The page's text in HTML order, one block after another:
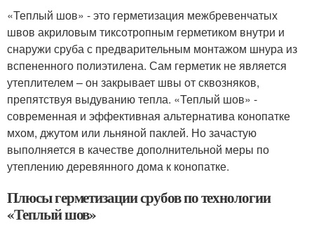
«Теплый шов» - это герметизация межбревенчатых
швов акриловым тиксотропным герметиком внутри и
снаружи сруба с предварительным монтажом шнура из
вспененного полиэтилена. Сам герметик не является
утеплителем – он закрывает швы от сквозняков,
препятствуя выдуванию тепла. «Теплый шов» -
современная и эффективная альтернатива конопатке
мхом, джутом или льняной паклей. Но зачастую
выполняется в качестве дополнительной меры по
утеплению деревянного дома к конопатке.
Плюсы герметизации срубов по технологии
«Теплый шов»